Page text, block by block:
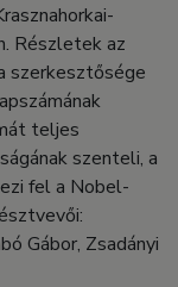
Részletek az
szerkesztősége
teljes
szenteli, a
fel a Nobel-
Gábor, Zsadányi